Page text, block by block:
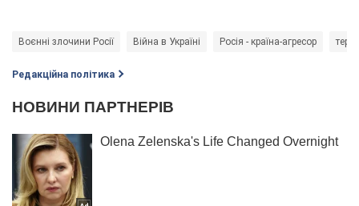
Воєнні злочини Росії Війна в Україні Росія - країна-агресор
Редакційна політика